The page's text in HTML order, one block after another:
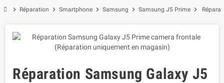
chevron_right Réparation chevron_right Smartphone chevron_right Samsung chevron_right Samsung J5 Prime chevron_right
Réparation Samsung Galaxy J5